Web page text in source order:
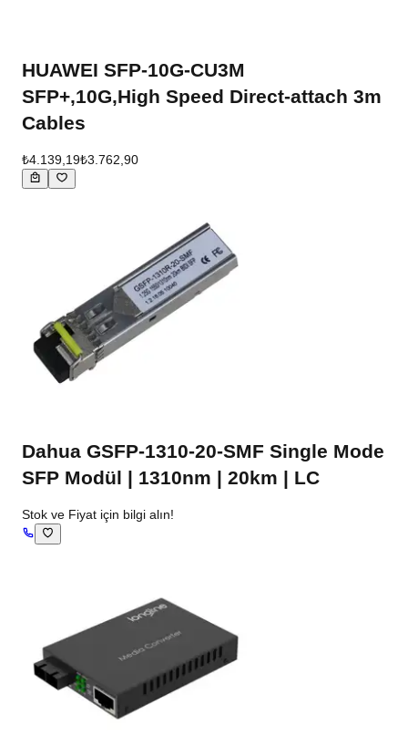
HUAWEI SFP-10G-CU3M
SFP+,10G,High Speed Direct-attach 3m
Cables
₺4.139,19₺3.762,90
Dahua GSFP-1310-20-SMF Single Mode
SFP Modül | 1310nm | 20km | LC
Stok ve Fiyat için bilgi alın!